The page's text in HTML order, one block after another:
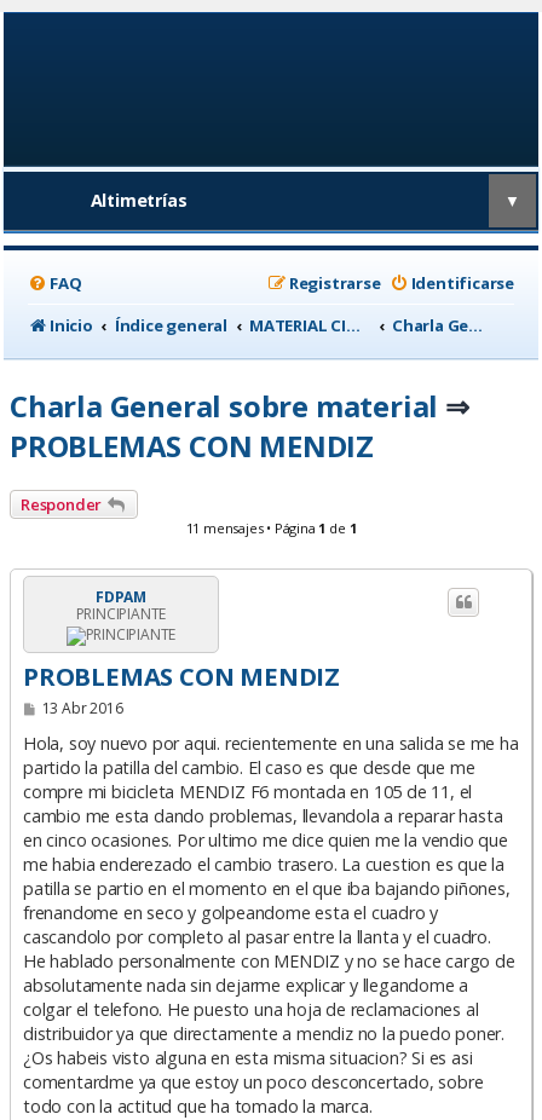
Altimetrías ▼
FAQ Identificarse
Registrarse
Inicio
Índice general MATERIAL CICLISTA Charla General sobre material
Charla General sobre material ⇒
PROBLEMAS CON MENDIZ
Responder
11 mensajes • Página 1 de 1
FDPAM
PRINCIPIANTE
PROBLEMAS CON MENDIZ
M
n
a
j
e
13 Abr 2016
Hola, soy nuevo por aqui. recientemente en una salida se me ha
partido la patilla del cambio. El caso es que desde que me
compre mi bicicleta MENDIZ F6 montada en 105 de 11, el
cambio me esta dando problemas, llevandola a reparar hasta
en cinco ocasiones. Por ultimo me dice quien me la vendio que
me habia enderezado el cambio trasero. La cuestion es que la
patilla se partio en el momento en el que iba bajando piñones,
frenandome en seco y golpeandome esta el cuadro y
cascandolo por completo al pasar entre la llanta y el cuadro.
He hablado personalmente con MENDIZ y no se hace cargo de
absolutamente nada sin dejarme explicar y llegandome a
colgar el telefono. He puesto una hoja de reclamaciones al
distribuidor ya que directamente a mendiz no la puedo poner.
¿Os habeis visto alguna en esta misma situacion? Si es asi
comentardme ya que estoy un poco desconcertado, sobre
todo con la actitud que ha tomado la marca.